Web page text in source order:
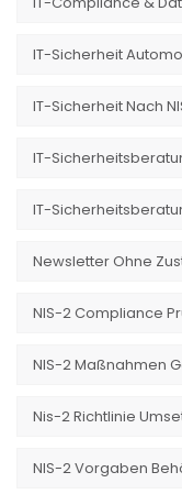
IT-Sicherheit
IT-Sicherheit Nach
IT-
IT-
Newsletter Ohne
NIS-2 Compliance
NIS-2 Maßnahmen
Nis-2 Richtlinie
NIS-2 Vorgaben